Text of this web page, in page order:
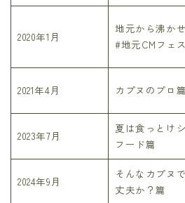
2020年1月
地元から沸かせ
#地元CMフェス
2021年4月 カプヌのプロ篇
2023年7月
夏は食っとけ
フード篇
2024年9月
そんなカプヌ
丈夫か？篇